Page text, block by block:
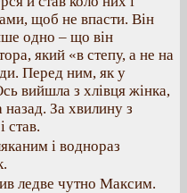
щоб не впасти. Він
одно – що він
який «в степу, а не на
Перед ним, як у
вийшла з хлівця жінка,
назад. За хвилину з
став.
і воднораз
ледве чутно Максим.